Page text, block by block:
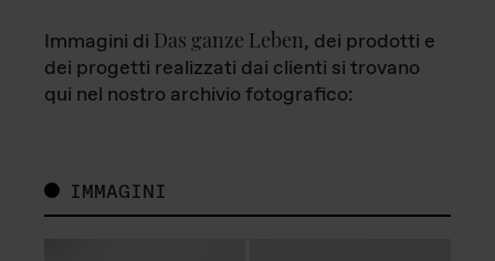
Immagini di Das ganze Leben, dei prodotti e
dei progetti realizzati dai clienti si trovano
qui nel nostro archivio fotografico:
IMMAGINI